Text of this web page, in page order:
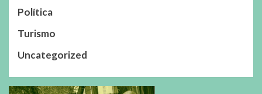
Política
Turismo
Uncategorized